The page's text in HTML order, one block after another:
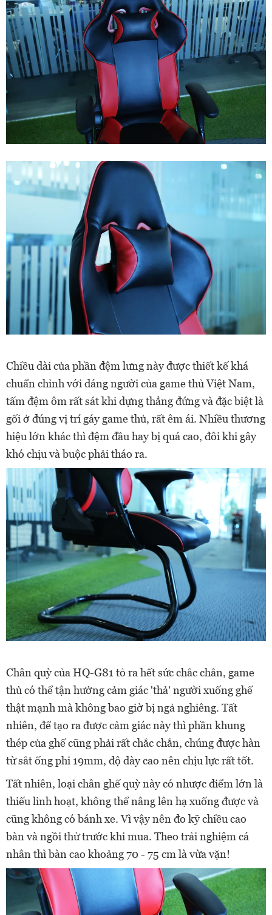
Chiều dài của phần đệm lưng này được thiết kế khá
chuẩn chỉnh với dáng người của game thủ Việt Nam,
tấm đệm ôm rất sát khi dựng thẳng đứng và đặc biệt là
gối ở đúng vị trí gáy game thủ, rất êm ái. Nhiều thương
hiệu lớn khác thì đệm đầu hay bị quá cao, đôi khi gây
khó chịu và buộc phải tháo ra.
Chân quỳ của HQ-G81 tỏ ra hết sức chắc chắn, game
thủ có thể tận hưởng cảm giác 'thả' người xuống ghế
thật mạnh mà không bao giờ bị ngả nghiêng. Tất
nhiên, để tạo ra được cảm giác này thì phần khung
thép của ghế cũng phải rất chắc chắn, chúng được hàn
từ sắt ống phi 19mm, độ dày cao nên chịu lực rất tốt.
Tất nhiên, loại chân ghế quỳ này có nhược điểm lớn là
thiếu linh hoạt, không thể nâng lên hạ xuống được và
cũng không có bánh xe. Vì vậy nên đo kỹ chiều cao
bàn và ngồi thử trước khi mua. Theo trải nghiệm cá
nhân thì bàn cao khoảng 70 - 75 cm là vừa vặn!